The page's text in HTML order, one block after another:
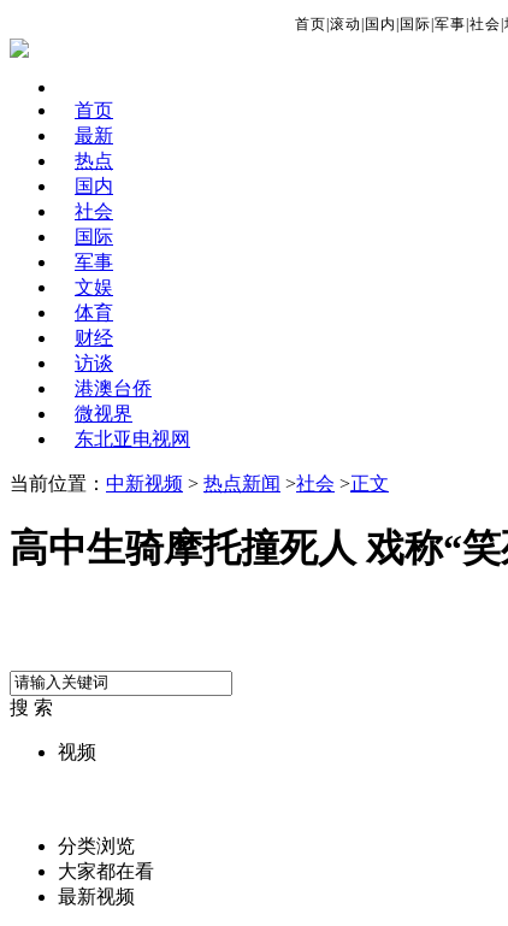
首页 滚动 国内 国际 军事 社会
首页
最新
热点
国内
社会
国际
军事
文娱
体育
财经
访谈
港澳台侨
微视界
东北亚电视网
当前位置： 中新视频 > 热点新闻 >社会 >正文
高中生骑摩托撞死人 戏称“
搜 索
视频
分类浏览
大家都在看
最新视频